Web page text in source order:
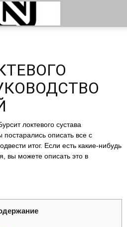
локтевого сустава
описать все с
итог. Если есть какие-нибудь
вы можете описать это в